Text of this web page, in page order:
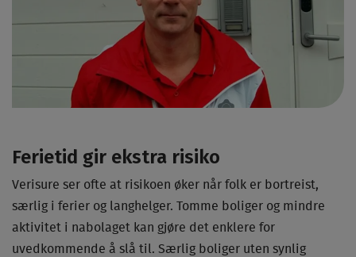
Ferietid gir ekstra risiko
Verisure ser ofte at risikoen øker når folk er bortreist,
særlig i ferier og langhelger. Tomme boliger og mindre
aktivitet i nabolaget kan gjøre det enklere for
uvedkommende å slå til. Særlig boliger uten synlig